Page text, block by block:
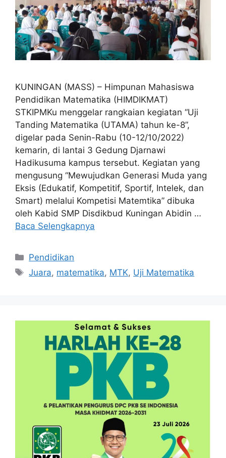
KUNINGAN (MASS) – Himpunan Mahasiswa
Pendidikan Matematika (HIMDIKMAT)
STKIPMKu menggelar rangkaian kegiatan “Uji
Tanding Matematika (UTAMA) tahun ke-8”,
digelar pada Senin-Rabu (10-12/10/2022)
kemarin, di lantai 3 Gedung Djarnawi
Hadikusuma kampus tersebut. Kegiatan yang
mengusung “Mewujudkan Generasi Muda yang
Eksis (Edukatif, Kompetitif, Sportif, Intelek, dan
Smart) melalui Kompetisi Matemtika” dibuka
oleh Kabid SMP Disdikbud Kuningan Abidin …
Baca Selengkapnya
Kategori
Pendidikan
Tag
Juara, matematika, MTK, Uji Matematika